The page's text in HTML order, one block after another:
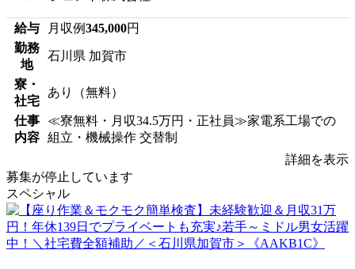
給与 月収例345,000円
勤務
地
石川県 加賀市
寮・
社宅
あり（無料）
仕事
内容
≪寮無料・月収34.5万円・正社員≫家電系工場での
組立・機械操作 交替制
詳細を表示
募集が停止しています
スペシャル